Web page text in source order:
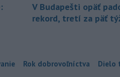
V Budapešti opäť
rekord, tretí za päť
Rok dobrovoľníctva Dielo